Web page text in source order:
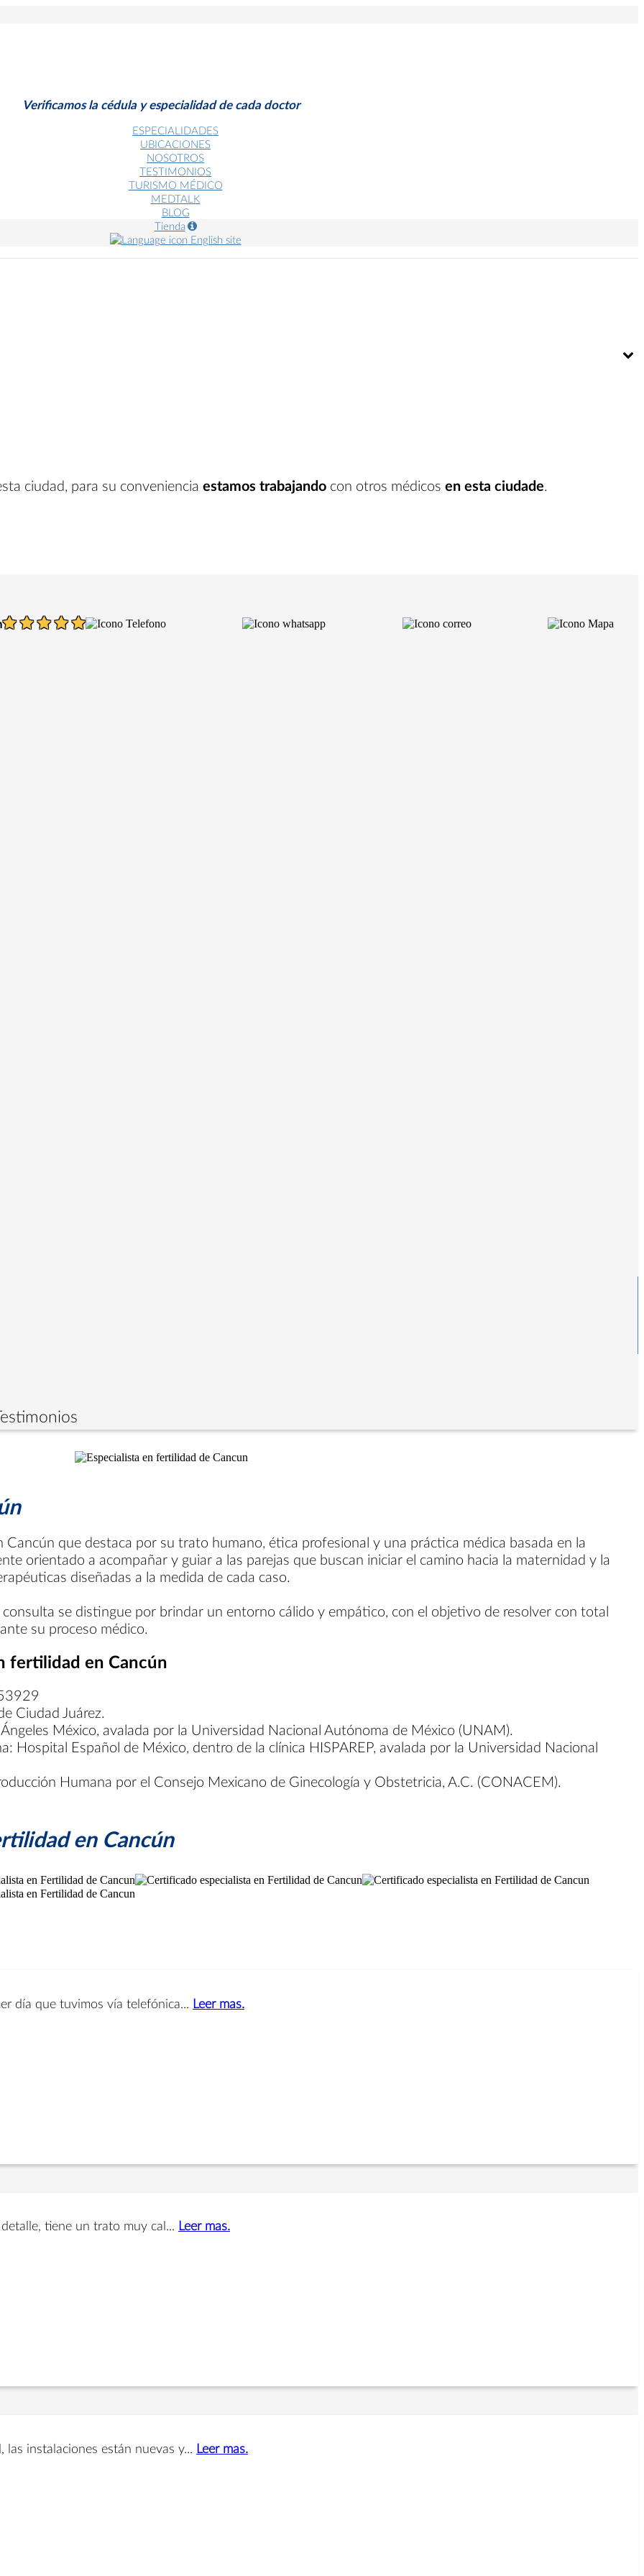
Verificamos la cédula y especialidad de cada doctor
ESPECIALIDADES
UBICACIONES
NOSOTROS
TESTIMONIOS
TURISMO MÉDICO
MEDTALK
BLOG
Tienda
English site
ciudad, para su conveniencia estamos trabajando con otros médicos en esta ciudade.
que destaca por su trato humano, ética profesional y una práctica médica basada en la
orientado a acompañar y guiar a las parejas que buscan iniciar el camino hacia la maternidad y la
diseñadas a la medida de cada caso.
se distingue por brindar un entorno cálido y empático, con el objetivo de resolver con total
su proceso médico.
fertilidad en Cancún
Ciudad Juárez.
México, avalada por la Universidad Nacional Autónoma de México (UNAM).
Hospital Español de México, dentro de la clínica HISPAREP, avalada por la Universidad Nacional
Humana por el Consejo Mexicano de Ginecología y Obstetricia, A.C. (CONACEM).
en Cancún
día que tuvimos vía telefónica... Leer mas.
tiene un trato muy cal... Leer mas.
instalaciones están nuevas y... Leer mas.